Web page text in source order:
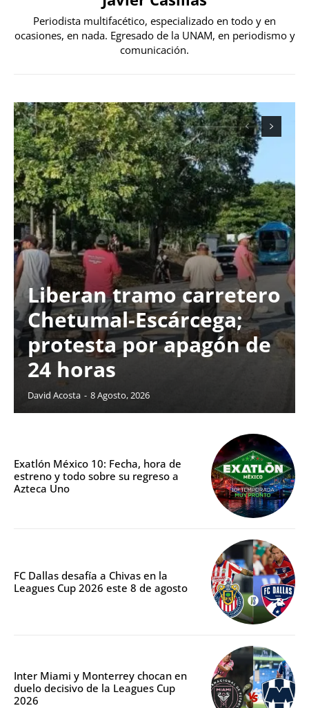
Periodista multifacético, especializado en todo y en
ocasiones, en nada. Egresado de la UNAM, en periodismo y
comunicación.
Liberan tramo carretero
Chetumal-Escárcega;
protesta por apagón de
24 horas
David Acosta - 8 Agosto, 2026
Exatlón México 10: Fecha, hora de
estreno y todo sobre su regreso a
Azteca Uno
FC Dallas desafía a Chivas en la
Leagues Cup 2026 este 8 de agosto
Inter Miami y Monterrey chocan en
duelo decisivo de la Leagues Cup
2026